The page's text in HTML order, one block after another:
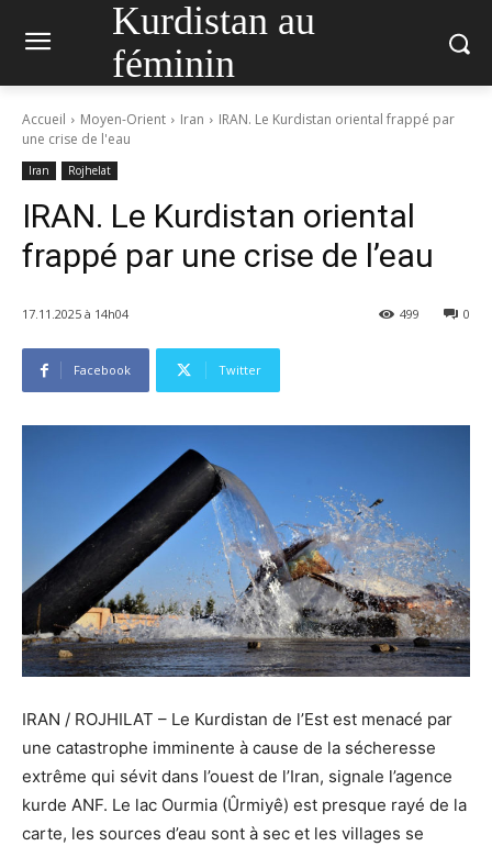
Kurdistan au
féminin
Accueil Moyen-Orient Iran
IRAN. Le Kurdistan oriental frappé par
une crise de l'eau
Iran Rojhelat
IRAN. Le Kurdistan oriental
frappé par une crise de l’eau
17.11.2025 à 14h04 0
499
Facebook Twitter
IRAN / ROJHILAT – Le Kurdistan de l’Est est menacé par
une catastrophe imminente à cause de la sécheresse
extrême qui sévit dans l’ouest de l’Iran, signale l’agence
kurde ANF. Le lac Ourmia (Ûrmiyê) est presque rayé de la
carte, les sources d’eau sont à sec et les villages se